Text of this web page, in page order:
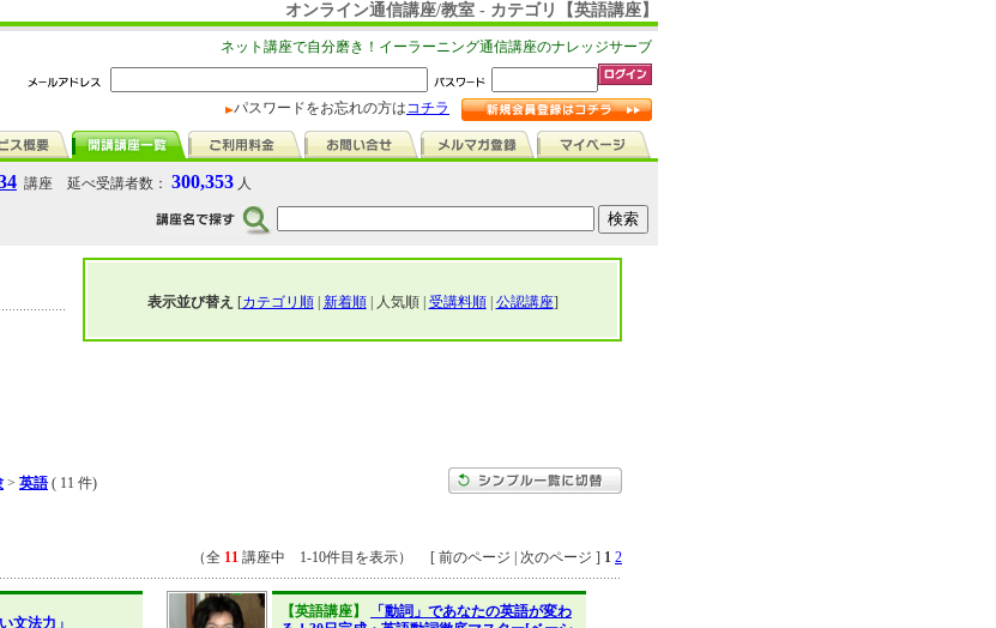
オンライン通信講座/教室 - カテゴリ【英語講座】
ネット講座で自分磨き！イーラーニング通信講座のナレッジサーブ
パスワードをお忘れの方はコチラ
講座 延べ受講者数： 300,353 人
表示並び替え [カテゴリ順| 新着順| 人気順 | 受講料順| 公認講座]
> 英語 ( 11 件)
（全 11 講座中 1-10件目を表示） [ 前のページ | 次のページ ] 1 2
文法力」
【英語講座】
「動詞」であなたの英語が変わ